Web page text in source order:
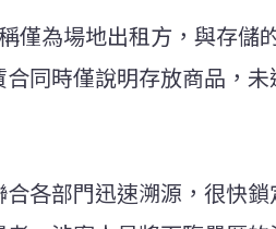
僅為場地出租方，與存儲
同時僅說明存放商品，
各部門迅速溯源，很快